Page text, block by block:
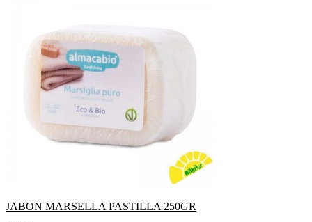
JABON MARSELLA PASTILLA 250GR